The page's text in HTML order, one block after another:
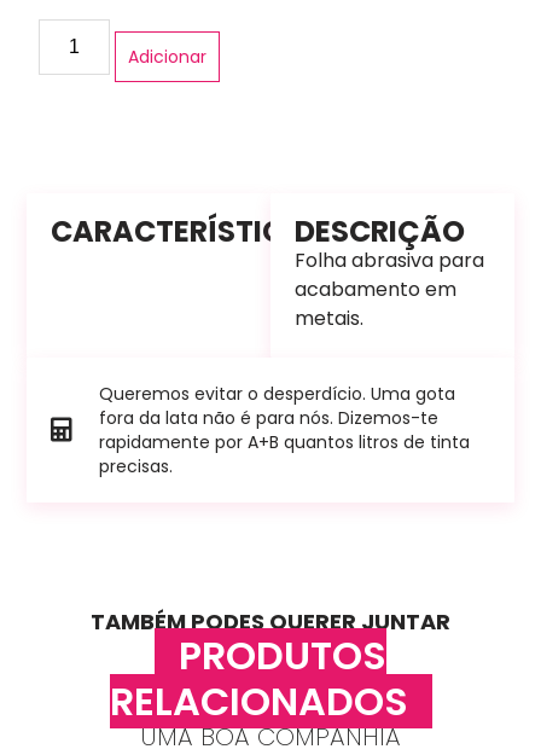
Adicionar
CARACTERÍSTICASDESCRIÇÃO
Folha abrasiva para
acabamento em
metais.
Queremos evitar o desperdício. Uma gota
fora da lata não é para nós. Dizemos-te
rapidamente por A+B quantos litros de tinta
precisas.
TAMBÉM PODES QUERER JUNTAR
PRODUTOS
RELACIONADOS
UMA BOA COMPANHIA